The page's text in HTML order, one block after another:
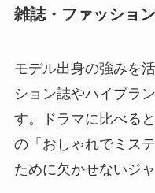
雑誌・ファッショ
モデル出身の強みを
ション誌やハイブラ
す。ドラマに比べる
の「おしゃれでミス
ために欠かせないジャ